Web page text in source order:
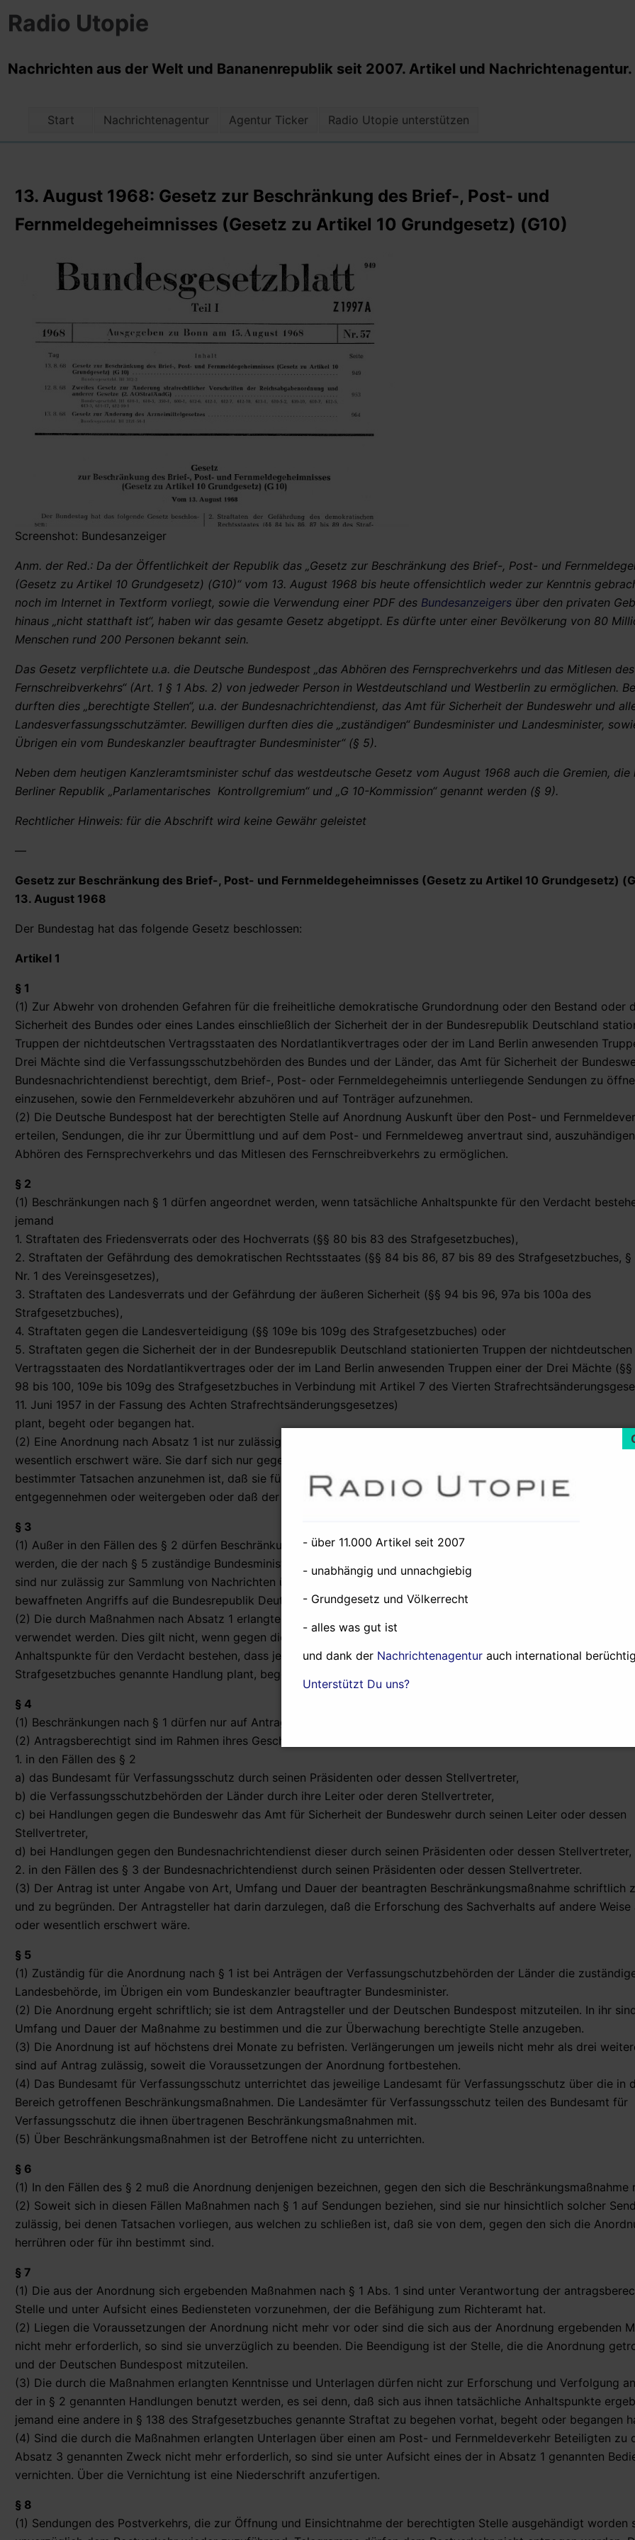
Radio Utopie
Nachrichten aus der Welt und Bananenrepublik seit 2007. Artikel und Nachrichtenagentur.
Start Nachrichtenagentur Agentur Ticker Radio Utopie unterstützen
13. August 1968: Gesetz zur Beschränkung des Brief-, Post- und
Fernmeldegeheimnisses (Gesetz zu Artikel 10 Grundgesetz) (G10)
Screenshot: Bundesanzeiger
Anm. der Red.: Da der Öffentlichkeit der Republik das „Gesetz zur Beschränkung des Brief-, Post- und
(Gesetz zu Artikel 10 Grundgesetz) (G10)“ vom 13. August 1968 bis heute offensichtlich weder zur Kenntnis
noch im Internet in Textform vorliegt, sowie die Verwendung einer PDF des Bundesanzeigers über den privaten
hinaus „nicht statthaft ist“, haben wir das gesamte Gesetz abgetippt. Es dürfte unter einer Bevölkerung von 80
Menschen rund 200 Personen bekannt sein.
Das Gesetz verpflichtete u.a. die Deutsche Bundespost „ das Abhören des Fernsprechverkehrs und das Mitlesen des
Fernschreibverkehrs“ (Art. 1 § 1 Abs. 2) von jedweder Person in Westdeutschland und Westberlin zu ermöglichen.
durften dies „berechtigte Stellen“, u.a. der Bundesnachrichtendienst, das Amt für Sicherheit der Bundeswehr und
Landesverfassungsschutzämter. Bewilligen durften dies die „zuständigen“ Bundesminister und Landesminister,
Übrigen ein vom Bundeskanzler beauftragter Bundesminister“ (§ 5).
Neben dem heutigen Kanzleramtsminister schuf das westdeutsche Gesetz vom August 1968 auch die Gremien, die
Berliner Republik „Parlamentarisches Kontrollgremium“ und „G 10-Kommission“ genannt werden (§ 9).
Rechtlicher Hinweis: für die Abschrift wird keine Gewähr geleistet
—
Gesetz zur Beschränkung des Brief-, Post- und Fernmeldegeheimnisses (Gesetz zu Artikel 10 Grundgesetz)
13. August 1968
Der Bundestag hat das folgende Gesetz beschlossen:
Artikel 1
§ 1
(1) Zur Abwehr von drohenden Gefahren für die freiheitliche demokratische Grundordnung oder den Bestand oder
Sicherheit des Bundes oder eines Landes einschließlich der Sicherheit der in der Bundesrepublik Deutschland
Truppen der nichtdeutschen Vertragsstaaten des Nordatlantikvertrages oder der im Land Berlin anwesenden
Drei Mächte sind die Verfassungsschutzbehörden des Bundes und der Länder, das Amt für Sicherheit der
Bundesnachrichtendienst berechtigt, dem Brief-, Post- oder Fernmeldegeheimnis unterliegende Sendungen zu
einzusehen, sowie den Fernmeldeverkehr abzuhören und auf Tonträger aufzunehmen.
(2) Die Deutsche Bundespost hat der berechtigten Stelle auf Anordnung Auskunft über den Post- und
erteilen, Sendungen, die ihr zur Übermittlung und auf dem Post- und Fernmeldeweg anvertraut sind,
Abhören des Fernsprechverkehrs und das Mitlesen des Fernschreibverkehrs zu ermöglichen.
§ 2
(1) Beschränkungen nach § 1 dürfen angeordnet werden, wenn tatsächliche Anhaltspunkte für den Verdacht
jemand
1. Straftaten des Friedensverrats oder des Hochverrats (§§ 80 bis 83 des Strafgesetzbuches),
2. Straftaten der Gefährdung des demokratischen Rechtsstaates (§§ 84 bis 86, 87 bis 89 des Strafgesetzbuches, §
Nr. 1 des Vereinsgesetzes),
3. Straftaten des Landesverrats und der Gefährdung der äußeren Sicherheit (§§ 94 bis 96, 97a bis 100a des
Strafgesetzbuches),
4. Straftaten gegen die Landesverteidigung (§§ 109e bis 109g des Strafgesetzbuches) oder
5. Straftaten gegen die Sicherheit der in der Bundesrepublik Deutschland stationierten Truppen der nichtdeutschen
Vertragsstaaten des Nordatlantikvertrages oder der im Land Berlin anwesenden Truppen einer der Drei Mächte
98 bis 100, 109e bis 109g des Strafgesetzbuches in Verbindung mit Artikel 7 des Vierten
11. Juni 1957 in der Fassung des Achten Strafrechtsänderungsgesetzes)
plant, begeht oder begangen hat.
(2) Eine Anordnung nach Absatz 1 ist nur zulässig, wenn die Erforschung des Sachverhalts auf andere Weise
wesentlich erschwert wäre. Sie darf sich nur gegen Verdächtigen oder gegen Personen richten, von denen auf Grund
bestimmter Tatsachen anzunehmen ist, daß sie für den Verdächtigen bestimmte oder von ihm herrührende
entgegennehmen oder weitergeben oder daß der Verdächtige ihren Anschluß benutzt.
§ 3
(1) Außer in den Fällen des § 2 dürfen Beschränkungen nach § 1 für Post- und Fernmeldeverkehrsbeziehungen
werden, die der nach § 5 zuständige Bundesminister mit Zustimmung des Abgeordnetengremiums gemäß § 9
sind nur zulässig zur Sammlung von Nachrichten über Sachverhalte, deren Kenntnis notwendig ist, um die Gefahr
bewaffneten Angriffs auf die Bundesrepublik Deutschland rechtzeitig zu erkennen und einer solchen Gefahr zu
(2) Die durch Maßnahmen nach Absatz 1 erlangten Kenntnisse und Unterlagen dürfen nicht zum Nachteil von
verwendet werden. Dies gilt nicht, wenn gegen die Person eine Beschränkung nach § 2 angeordnet ist oder wenn
Anhaltspunkte für den Verdacht bestehen, dass jemand eine der in § 2 dieses Gesetzes oder eine andere in § 138
Strafgesetzbuches genannte Handlung plant, begeht oder begangen hat.
§ 4
(1) Beschränkungen nach § 1 dürfen nur auf Antrag angeordnet werden.
(2) Antragsberechtigt sind im Rahmen ihres Geschäftsbereichs
1. in den Fällen des § 2
a) das Bundesamt für Verfassungsschutz durch seinen Präsidenten oder dessen Stellvertreter,
b) die Verfassungsschutzbehörden der Länder durch ihre Leiter oder deren Stellvertreter,
c) bei Handlungen gegen die Bundeswehr das Amt für Sicherheit der Bundeswehr durch seinen Leiter oder dessen
Stellvertreter,
d) bei Handlungen gegen den Bundesnachrichtendienst dieser durch seinen Präsidenten oder dessen Stellvertreter,
2. in den Fällen des § 3 der Bundesnachrichtendienst durch seinen Präsidenten oder dessen Stellvertreter.
(3) Der Antrag ist unter Angabe von Art, Umfang und Dauer der beantragten Beschränkungsmaßnahme schriftlich
und zu begründen. Der Antragsteller hat darin darzulegen, daß die Erforschung des Sachverhalts auf andere Weise
oder wesentlich erschwert wäre.
§ 5
(1) Zuständig für die Anordnung nach § 1 ist bei Anträgen der Verfassungschutzbehörden der Länder die
Landesbehörde, im Übrigen ein vom Bundeskanzler beauftragter Bundesminister.
(2) Die Anordnung ergeht schriftlich; sie ist dem Antragsteller und der Deutschen Bundespost mitzuteilen. In ihr
Umfang und Dauer der Maßnahme zu bestimmen und die zur Überwachung berechtigte Stelle anzugeben.
(3) Die Anordnung ist auf höchstens drei Monate zu befristen. Verlängerungen um jeweils nicht mehr als drei
sind auf Antrag zulässig, soweit die Voraussetzungen der Anordnung fortbestehen.
(4) Das Bundesamt für Verfassungsschutz unterrichtet das jeweilige Landesamt für Verfassungsschutz über die in
Bereich getroffenen Beschränkungsmaßnahmen. Die Landesämter für Verfassungsschutz teilen des Bundesamt für
Verfassungsschutz die ihnen übertragenen Beschränkungsmaßnahmen mit.
(5) Über Beschränkungsmaßnahmen ist der Betroffene nicht zu unterrichten.
§ 6
(1) In den Fällen des § 2 muß die Anordnung denjenigen bezeichnen, gegen den sich die Beschränkungsmaßnahme
(2) Soweit sich in diesen Fällen Maßnahmen nach § 1 auf Sendungen beziehen, sind sie nur hinsichtlich solcher
zulässig, bei denen Tatsachen vorliegen, aus welchen zu schließen ist, daß sie von dem, gegen den sich die
herrühren oder für ihn bestimmt sind.
§ 7
(1) Die aus der Anordnung sich ergebenden Maßnahmen nach § 1 Abs. 1 sind unter Verantwortung der
Stelle und unter Aufsicht eines Bediensteten vorzunehmen, der die Befähigung zum Richteramt hat.
(2) Liegen die Voraussetzungen der Anordnung nicht mehr vor oder sind die sich aus der Anordnung ergebenden
nicht mehr erforderlich, so sind sie unverzüglich zu beenden. Die Beendigung ist der Stelle, die die Anordnung
und der Deutschen Bundespost mitzuteilen.
(3) Die durch die Maßnahmen erlangten Kenntnisse und Unterlagen dürfen nicht zur Erforschung und Verfolgung
der in § 2 genannten Handlungen benutzt werden, es sei denn, daß sich aus ihnen tatsächliche Anhaltspunkte
jemand eine andere in § 138 des Strafgesetzbuches genannte Straftat zu begehen vorhat, begeht oder begangen
(4) Sind die durch die Maßnahmen erlangten Unterlagen über einen am Post- und Fernmeldeverkehr Beteiligten zu
Absatz 3 genannten Zweck nicht mehr erforderlich, so sind sie unter Aufsicht eines der in Absatz 1 genannten
vernichten. Über die Vernichtung ist eine Niederschrift anzufertigen.
§ 8
(1) Sendungen des Postverkehrs, die zur Öffnung und Einsichtnahme der berechtigten Stelle ausgehändigt worden
- über 11.000 Artikel seit 2007
- unabhängig und unnachgiebig
- Grundgesetz und Völkerrecht
- alles was gut ist
und dank der Nachrichtenagentur auch international
Unterstützt Du uns?